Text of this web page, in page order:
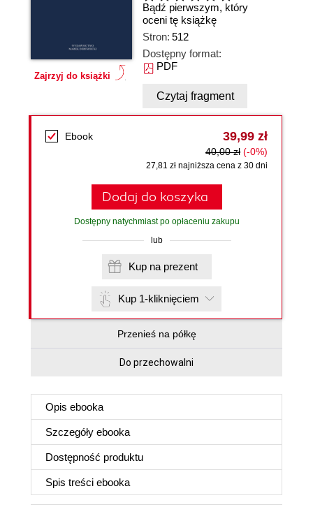
Zajrzyj do książki
Bądź pierwszym, który
oceni tę książkę
Stron: 512
Dostępny format:
PDF
Czytaj fragment
Ebook 39,99 zł
40,00 zł (-0%)
27,81 zł najniższa cena z 30 dni
Dodaj do koszyka
Dostępny natychmiast po opłaceniu zakupu
lub
Kup na prezent
Kup 1-kliknięciem
Przenieś na półkę
Do przechowalni
Opis ebooka
Szczegóły ebooka
Dostępność produktu
Spis treści ebooka